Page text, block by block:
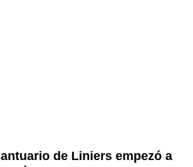
de Liniers empezó a